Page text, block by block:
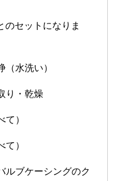
のセットになりま
（水洗い）
り・乾燥
）
）
ルブケーシングのク